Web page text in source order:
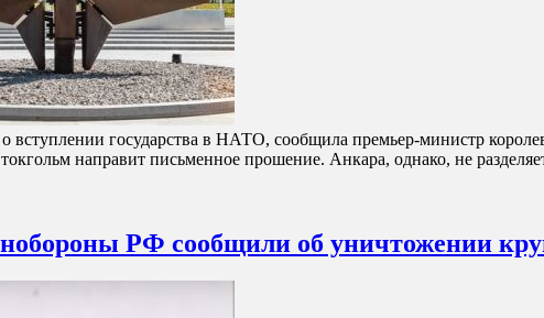
государства в НАТО, сообщила премьер-министр
направит письменное прошение. Анкара, однако, не
РФ сообщили об уничтожении